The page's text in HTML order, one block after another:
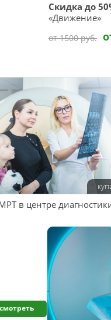
Скидка до
«Движение»
от 1500 руб.
в центре